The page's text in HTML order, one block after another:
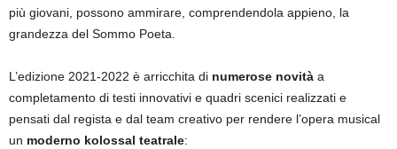
più giovani, possono ammirare, comprendendola appieno, la
grandezza del Sommo Poeta.
L’edizione 2021-2022 è arricchita di numerose novità a
completamento di testi innovativi e quadri scenici realizzati e
pensati dal regista e dal team creativo per rendere l’opera musical
un moderno kolossal teatrale: